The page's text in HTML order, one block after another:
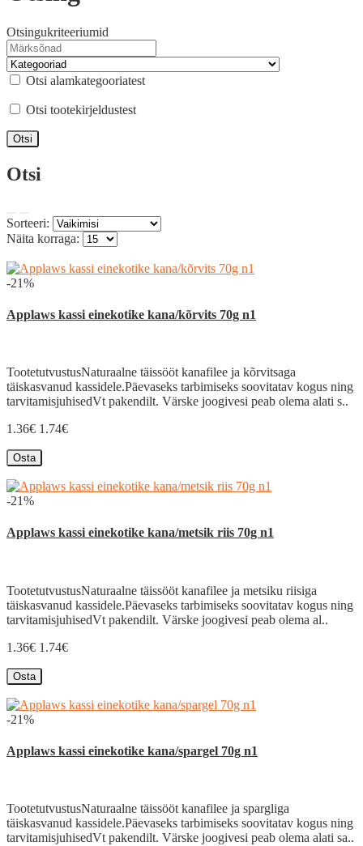
Otsingukriteeriumid
Otsi alamkategooriatest
Otsi tootekirjeldustest
Otsi
Sorteeri:
Näita korraga:
-21%
Applaws kassi einekotike kana/kõrvits 70g n1
TootetutvustusNaturaalne täissööt kanafilee ja kõrvitsaga
täiskasvanud kassidele.Päevaseks tarbimiseks soovitatav kogus ning
tarvitamisjuhisedVt pakendilt. Värske joogivesi peab olema alati s..
1.36€ 1.74€
Osta
-21%
Applaws kassi einekotike kana/metsik riis 70g n1
TootetutvustusNaturaalne täissööt kanafilee ja metsiku riisiga
täiskasvanud kassidele.Päevaseks tarbimiseks soovitatav kogus ning
tarvitamisjuhisedVt pakendilt. Värske joogivesi peab olema al..
1.36€ 1.74€
Osta
-21%
Applaws kassi einekotike kana/spargel 70g n1
TootetutvustusNaturaalne täissööt kanafilee ja spargliga
täiskasvanud kassidele.Päevaseks tarbimiseks soovitatav kogus ning
tarvitamisjuhisedVt pakendilt. Värske joogivesi peab olema alati sa..